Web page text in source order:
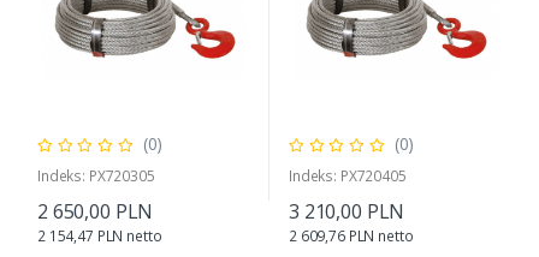
(0)
Indeks: PX720305
2 650,00 PLN
2 154,47 PLN netto
(0)
Indeks: PX720405
3 210,00 PLN
2 609,76 PLN netto